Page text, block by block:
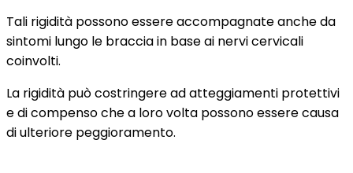
Tali rigidità possono essere accompagnate anche da
sintomi lungo le braccia in base ai nervi cervicali
coinvolti.
La rigidità può costringere ad atteggiamenti protettivi
e di compenso che a loro volta possono essere causa
di ulteriore peggioramento.